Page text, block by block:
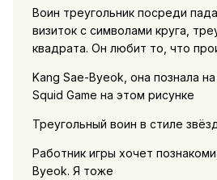
Воин треугольник посреди
визиток с символами круга,
квадрата. Он любит то, что
Kang Sae-Byeok, она познала
Squid Game на этом рисунке
Треугольный воин в стиле
Работник игры хочет
Byeok. Я тоже